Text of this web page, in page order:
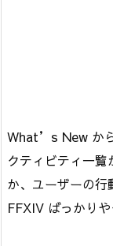
What’s New か
クティビティ一
か、ユーザーの行
FFXIV ばっかり